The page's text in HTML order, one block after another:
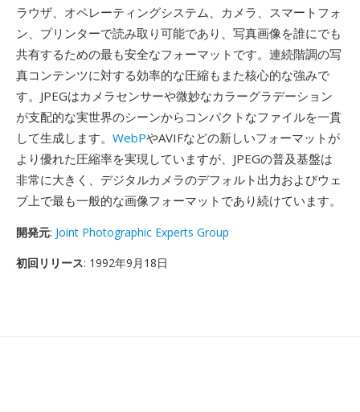
ラウザ、オペレーティングシステム、カメラ、スマートフォ
ン、プリンターで読み取り可能であり、写真画像を誰にでも
共有するための最も安全なフォーマットです。連続階調の写
真コンテンツに対する効率的な圧縮もまた核心的な強みで
す。JPEGはカメラセンサーや微妙なカラーグラデーション
が支配的な実世界のシーンからコンパクトなファイルを一貫
して生成します。 WebPやAVIFなどの新しいフォーマットが
より優れた圧縮率を実現していますが、JPEGの普及基盤は
非常に大きく、デジタルカメラのデフォルト出力およびウェ
ブ上で最も一般的な画像フォーマットであり続けています。
開発元: Joint Photographic Experts Group
初回リリース: 1992年9月18日